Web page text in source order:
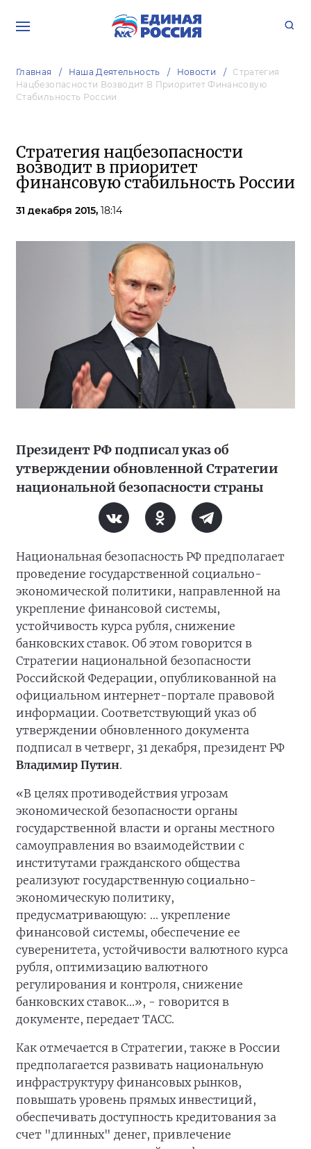
Главная Наша Деятельность Новости
Стратегия
Нацбезопасности Возводит В Приоритет Финансовую
Стабильность России
Стратегия нацбезопасности
возводит в приоритет
финансовую стабильность России
31 декабря 2015, 18:14
Президент РФ подписал указ об
утверждении обновленной Стратегии
национальной безопасности страны
Национальная безопасность РФ предполагает
проведение государственной социально-
экономической политики, направленной на
укрепление финансовой системы,
устойчивость курса рубля, снижение
банковских ставок. Об этом говорится в
Стратегии национальной безопасности
Российской Федерации, опубликованной на
официальном интернет-портале правовой
информации. Соответствующий указ об
утверждении обновленного документа
подписал в четверг, 31 декабря, президент РФ
Владимир Путин.
«В целях противодействия угрозам
экономической безопасности органы
государственной власти и органы местного
самоуправления во взаимодействии с
институтами гражданского общества
реализуют государственную социально-
экономическую политику,
предусматривающую: ... укрепление
финансовой системы, обеспечение ее
суверенитета, устойчивости валютного курса
рубля, оптимизацию валютного
регулирования и контроля, снижение
банковских ставок...», - говорится в
документе, передает ТАСС.
Как отмечается в Стратегии, также в России
предполагается развивать национальную
инфраструктуру финансовых рынков,
повышать уровень прямых инвестиций,
обеспечивать доступность кредитования за
счет "длинных" денег, привлечение